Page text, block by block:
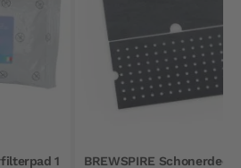
1
BREWSPIRE